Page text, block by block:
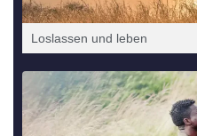
Los­las­sen und leben